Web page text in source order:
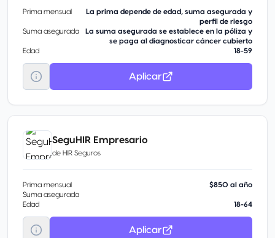
Prima mensual
La prima depende de edad, suma asegurada y
perfil de riesgo
Suma asegurada
La suma asegurada se establece en la póliza y
se paga al diagnosticar cáncer cubierto
Edad
18-59
Aplicar
SeguHIR Empresario
de HIR Seguros
Prima mensual
$850 al año
Suma asegurada
Edad
18-64
Aplicar